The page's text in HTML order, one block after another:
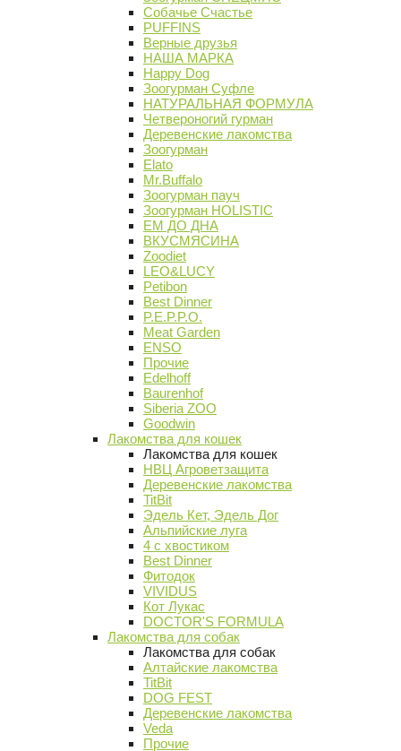
Собачье Счастье
PUFFINS
Верные друзья
НАША МАРКА
Happy Dog
Зоогурман Суфле
НАТУРАЛЬНАЯ ФОРМУЛА
Четвероногий гурман
Деревенские лакомства
Зоогурман
Elato
Mr.Buffalo
Зоогурман пауч
Зоогурман HOLISTIC
ЕМ ДО ДНА
ВКУСМЯСИНА
Zoodiet
LEO&LUCY
Petibon
Best Dinner
P.E.P.P.O.
Meat Garden
ENSO
Прочие
Edelhoff
Baurenhof
Siberia ZOO
Goodwin
Лакомства для кошек
Лакомства для кошек
НВЦ Агроветзащита
Деревенские лакомства
TitBit
Эдель Кет, Эдель Дог
Альпийские луга
4 с хвостиком
Best Dinner
Фитодок
VIVIDUS
Кот Лукас
DOCTOR'S FORMULA
Лакомства для собак
Лакомства для собак
Алтайские лакомства
TitBit
DOG FEST
Деревенские лакомства
Veda
Прочие